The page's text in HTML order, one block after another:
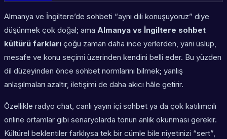
Almanya ve İngiltere’de sohbeti “aynı dili konuşuyoruz” diye
düşünmek çok doğal; ama Almanya vs İngiltere sohbet
kültürü farkları çoğu zaman daha ince yerlerden, yani üslup,
mesafe ve konu seçimi üzerinden kendini belli eder. Bu yüzden
dil düzeyinden önce sohbet normlarını bilmek; yanlış
anlaşılmaları azaltır, iletişimi de daha akıcı hâle getirir.
Özellikle radyo chat, canlı yayın içi sohbet ya da çok katılımcılı
online ortamlar gibi senaryolarda tonun anlık okunması gerekir.
Kültürel beklentiler farklıysa tek bir cümle bile niyetinizi “sert”,